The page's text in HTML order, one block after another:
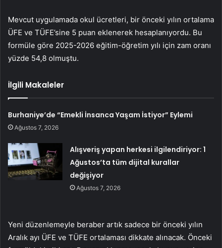
Mevcut uygulamada okul ücretleri, bir önceki yılın ortalama
ÜFE ve TÜFE’sine 5 puan eklenerek hesaplanıyordu. Bu
formüle göre 2025-2026 eğitim-öğretim yılı için zam oranı
yüzde 54,8 olmuştu.
İlgili Makaleler
Burhaniye’de “Emekli İnsanca Yaşam İstiyor” Eylemi
Ağustos 7, 2026
Alışveriş yapan herkesi ilgilendiriyor: 1
Ağustos’ta tüm dijital kurallar
değişiyor
Ağustos 7, 2026
Yeni düzenlemeyle beraber artık sadece bir önceki yılın
Aralık ayı ÜFE ve TÜFE ortalaması dikkate alınacak. Önceki